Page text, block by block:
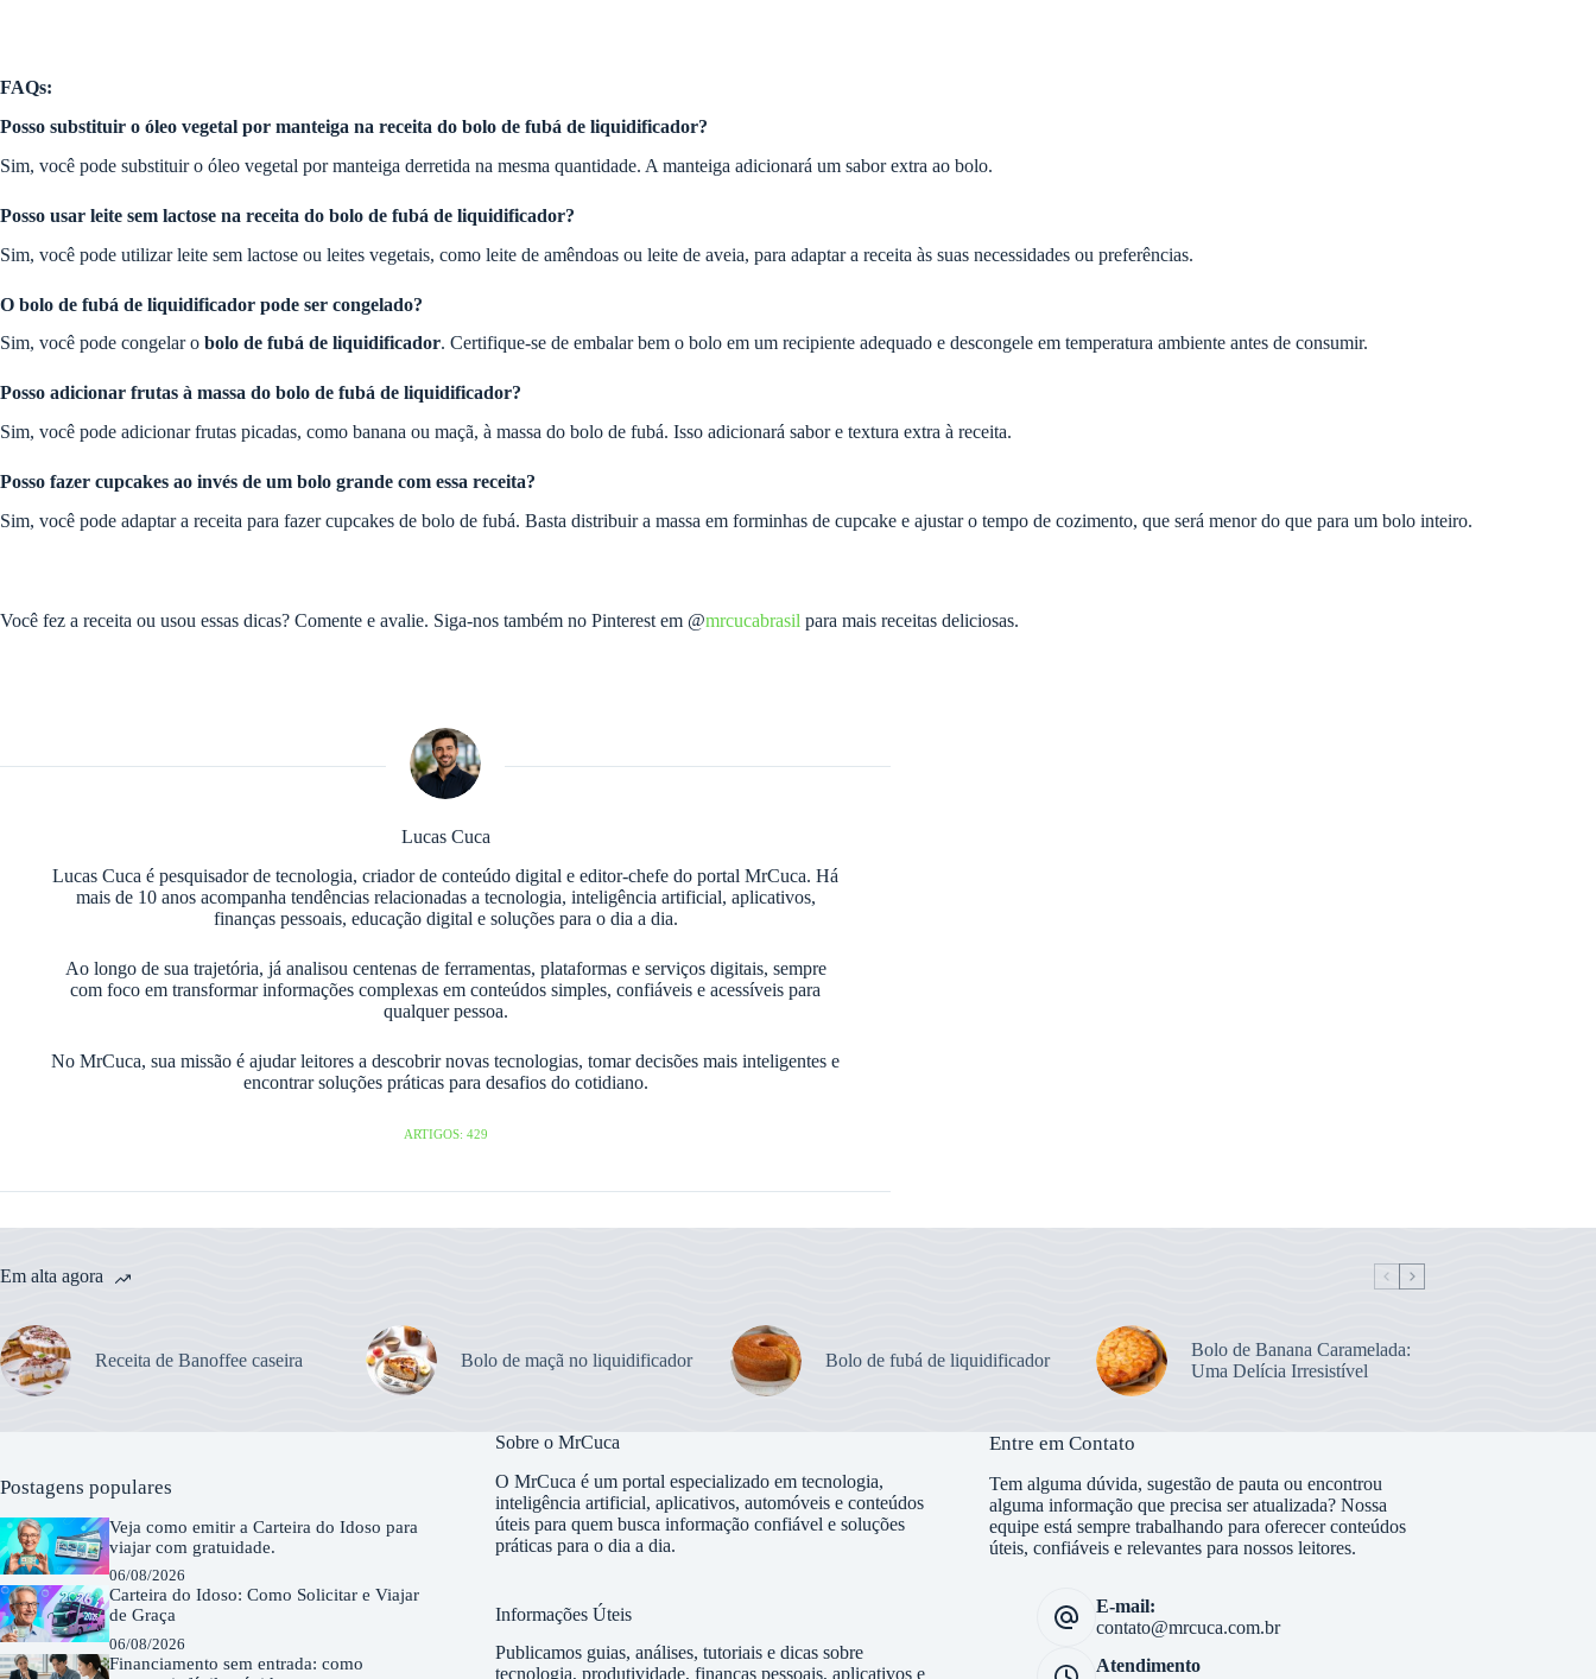
FAQs:
Posso substituir o óleo vegetal por manteiga na receita do bolo de fubá de liquidificador?
Sim, você pode substituir o óleo vegetal por manteiga derretida na mesma quantidade. A manteiga adicionará um sabor extra ao bolo.
Posso usar leite sem lactose na receita do bolo de fubá de liquidificador?
Sim, você pode utilizar leite sem lactose ou leites vegetais, como leite de amêndoas ou leite de aveia, para adaptar a receita às suas necessidades ou preferências.
O bolo de fubá de liquidificador pode ser congelado?
Sim, você pode congelar o bolo de fubá de liquidificador. Certifique-se de embalar bem o bolo em um recipiente adequado e descongele em temperatura ambiente antes de consumir.
Posso adicionar frutas à massa do bolo de fubá de liquidificador?
Sim, você pode adicionar frutas picadas, como banana ou maçã, à massa do bolo de fubá. Isso adicionará sabor e textura extra à receita.
Posso fazer cupcakes ao invés de um bolo grande com essa receita?
Sim, você pode adaptar a receita para fazer cupcakes de bolo de fubá. Basta distribuir a massa em forminhas de cupcake e ajustar o tempo de cozimento, que será menor do que para um bolo inteiro.
Você fez a receita ou usou essas dicas? Comente e avalie. Siga-nos também no Pinterest em @mrcucabrasil para mais receitas deliciosas.
Lucas Cuca
Lucas Cuca é pesquisador de tecnologia, criador de conteúdo digital e editor-chefe do portal MrCuca. Há
mais de 10 anos acompanha tendências relacionadas a tecnologia, inteligência artificial, aplicativos,
finanças pessoais, educação digital e soluções para o dia a dia.
Ao longo de sua trajetória, já analisou centenas de ferramentas, plataformas e serviços digitais, sempre
com foco em transformar informações complexas em conteúdos simples, confiáveis e acessíveis para
qualquer pessoa.
No MrCuca, sua missão é ajudar leitores a descobrir novas tecnologias, tomar decisões mais inteligentes e
encontrar soluções práticas para desafios do cotidiano.
ARTIGOS: 429
Em alta agora
Receita de Banoffee caseira Bolo de maçã no liquidificador Bolo de fubá de liquidificador
Bolo de Banana Caramelada:
Uma Delícia Irresistível
Postagens populares
Veja como emitir a Carteira do Idoso para
viajar com gratuidade.
06/08/2026
Carteira do Idoso: Como Solicitar e Viajar
de Graça
06/08/2026
Financiamento sem entrada: como
Sobre o MrCuca
O MrCuca é um portal especializado em tecnologia,
inteligência artificial, aplicativos, automóveis e conteúdos
úteis para quem busca informação confiável e soluções
práticas para o dia a dia.
Informações Úteis
Publicamos guias, análises, tutoriais e dicas sobre
tecnologia, produtividade, finanças pessoais, aplicativos e
Entre em Contato
Tem alguma dúvida, sugestão de pauta ou encontrou
alguma informação que precisa ser atualizada? Nossa
equipe está sempre trabalhando para oferecer conteúdos
úteis, confiáveis e relevantes para nossos leitores.
E-mail:
contato@mrcuca.com.br
Atendimento